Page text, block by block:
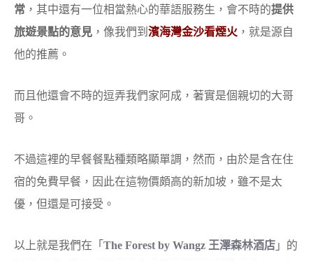
常 ，其中還有一位相當熱心的華語服務生，會不時的提供
旅遊景點的意見 ，像我們到 濱海灣金沙看煙火 ，就是源自
他的推薦。
而且他還會不時的逗弄我們家阿成，著實是個親切的大哥
哥。
不過這裡的早餐餐點種類略顯單調，然而，由於是含在住
宿的免費早餐，因此在這物價頗高的新加坡，雖不是太
優，但還是可接受。
以上就是我們在「 The Forest by Wangz 王澤森林酒店 」的